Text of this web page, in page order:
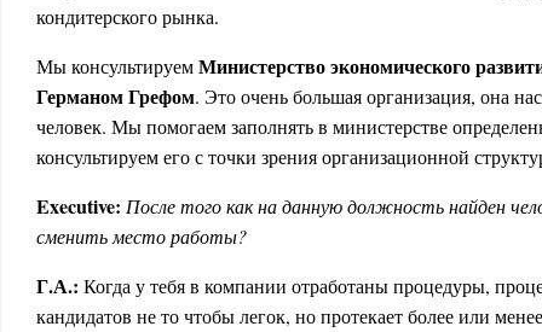
кондитерского рынка.
Мы консультируемМинистерство экономического
Германом Грефом. Это очень большая организация, она
человек. Мы помогаем заполнять в министерстве
консультируем его с точки зрения организационной
Executive: После того как на данную должность найден
сменить место работы?
Г.А.: Когда у тебя в компании отработаны процедуры,
кандидатов не то чтобы легок, но протекает более или